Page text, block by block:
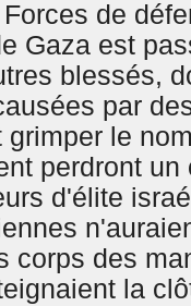
de
Gaza est
blessés,
par
le
perdront
d'élite
corps des
la